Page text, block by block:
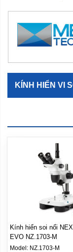
KÍNH HIỂN VI
Kính hiển soi nổi
EVO NZ.1703‑M
Model: NZ.1703‑M